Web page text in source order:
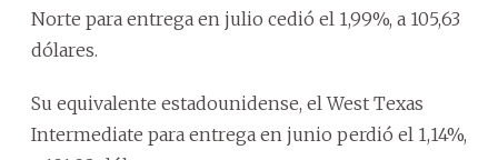
Norte para entrega en julio cedió el 1,99%, a 105,63
dólares.
Su equivalente estadounidense, el West Texas
Intermediate para entrega en junio perdió el 1,14%,